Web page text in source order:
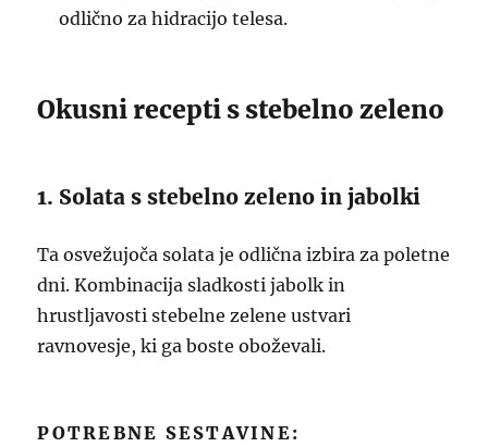
odlično za hidracijo telesa.
Okusni recepti s stebelno zeleno
1. Solata s stebelno zeleno in jabolki
Ta osvežujoča solata je odlična izbira za poletne
dni. Kombinacija sladkosti jabolk in
hrustljavosti stebelne zelene ustvari
ravnovesje, ki ga boste oboževali.
POTREBNE SESTAVINE: